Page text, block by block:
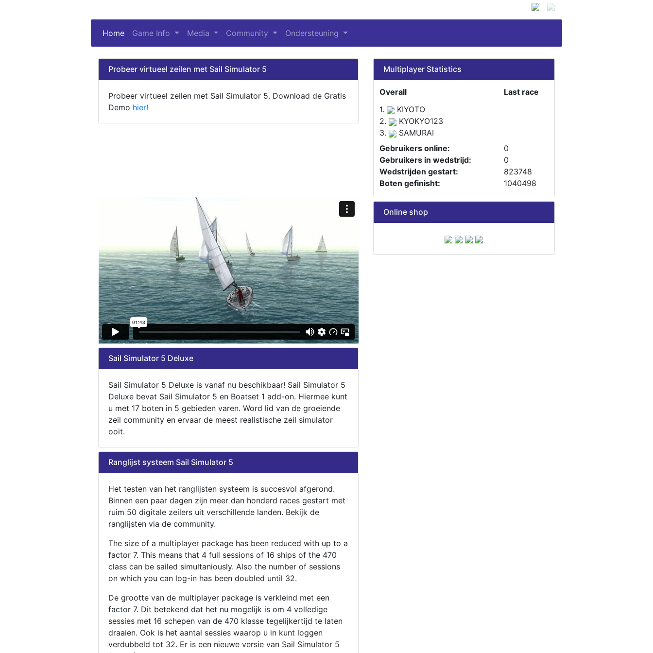
Home (current)
Game Info Media Community Ondersteuning
Probeer virtueel zeilen met Sail Simulator 5
Probeer virtueel zeilen met Sail Simulator 5. Download de Gratis
Demo hier!
Multiplayer Statistics
Overall
Last race
1.
KIYOTO
2.
KYOKYO123
3.
SAMURAI
Gebruikers online:
0
Gebruikers in wedstrijd:
0
Wedstrijden gestart:
823748
Boten gefinisht:
1040498
Sail Simulator 5 Deluxe
Sail Simulator 5 Deluxe is vanaf nu beschikbaar! Sail Simulator 5
Deluxe bevat Sail Simulator 5 en Boatset 1 add-on. Hiermee kunt
u met 17 boten in 5 gebieden varen. Word lid van de groeiende
zeil community en ervaar de meest realistische zeil simulator
ooit.
Ranglijst systeem Sail Simulator 5
Het testen van het ranglijsten systeem is succesvol afgerond.
Binnen een paar dagen zijn meer dan honderd races gestart met
ruim 50 digitale zeilers uit verschillende landen. Bekijk de
ranglijsten via de community.
The size of a multiplayer package has been reduced with up to a
factor 7. This means that 4 full sessions of 16 ships of the 470
class can be sailed simultaniously. Also the number of sessions
on which you can log-in has been doubled until 32.
De grootte van de multiplayer package is verkleind met een
factor 7. Dit betekend dat het nu mogelijk is om 4 volledige
sessies met 16 schepen van de 470 klasse tegelijkertijd te laten
draaien. Ook is het aantal sessies waarop u in kunt loggen
verdubbeld tot 32. Er is een nieuwe versie van Sail Simulator 5
Online shop